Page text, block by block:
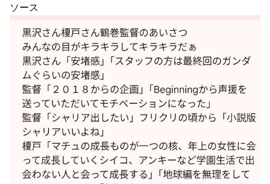
告にガル民騒然ｗｗｗ
共感の嵐→本音続々ｗｗｗ NEW!
元AKB社長、22億円申告漏れ 乃木坂46運営会社の株式を
パチンコ京楽産業に譲渡【ノース・リバー】【窪田康志】
元AKB社長、22億円申告漏れ 乃木坂46運営会社の株式を
パチンコ京楽産業に譲渡【ノース・リバー】【窪田康志】
Powered by livedoor 相互RSS
ソース